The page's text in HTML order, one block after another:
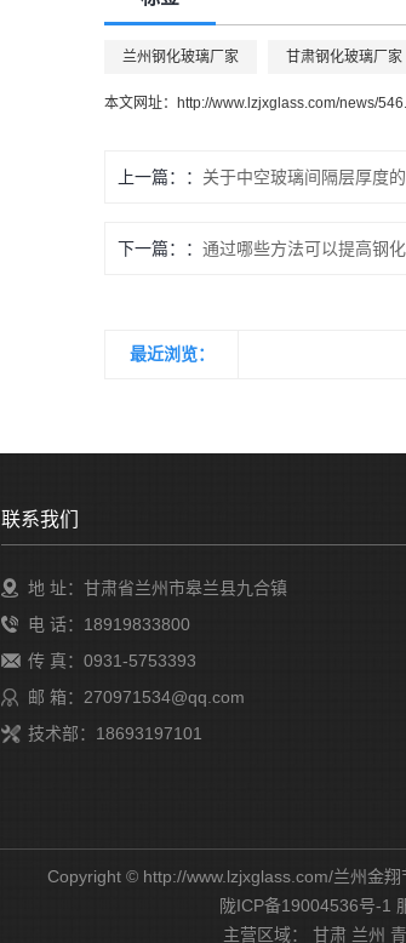
兰州钢化玻璃厂家 甘肃钢化玻璃厂家
本文网址： http://www.lzjxglass.com/news/
上一篇： 关于中空玻璃间隔层厚度
下一篇： 通过哪些方法可以提高钢
最近浏览：
联系我们
地 址：甘肃省兰州市皋兰县九合镇
电 话：18919833800
传 真：0931-5753393
邮 箱：270971534@qq.com
技术部：18693197101
Copyright © http://www.lzjxglass.com/兰州金翔
陇ICP备19004536号-1
主营区域： 甘肃 兰州